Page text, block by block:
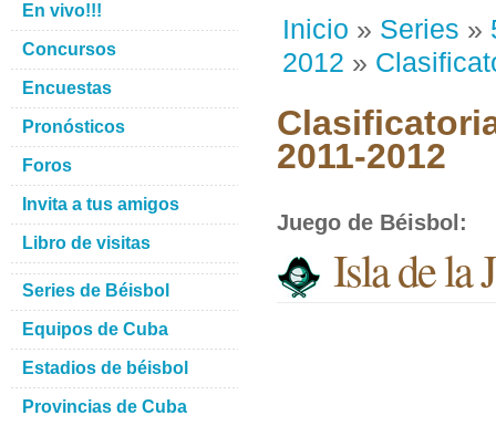
Inicio » Series »
2012 »
2011-2012
Juego de Béisbol :
Isla de la
En vivo!!!
Concursos
Encuestas
Pronósticos
Foros
Invita a tus amigos
Libro de visitas
Series de Béisbol
Equipos de Cuba
Estadios de béisbol
Provincias de Cuba